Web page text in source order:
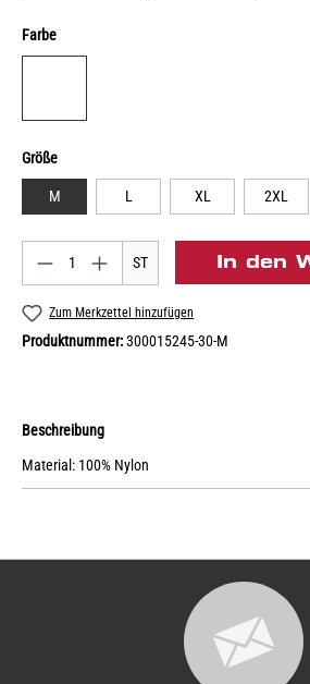
Farbe
Größe
M L XL 2XL
ST In den
Zum Merkzettel hinzufügen
Produktnummer:300015245-30-M
Beschreibung
Material: 100% Nylon